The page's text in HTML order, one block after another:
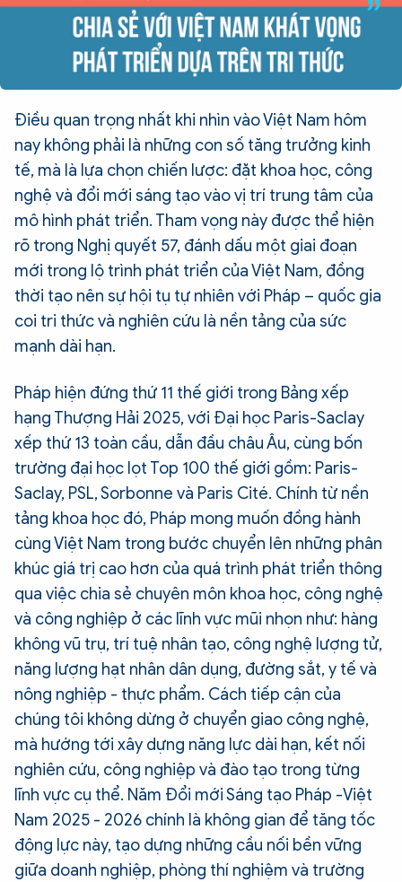
Điều quan trọng nhất khi nhìn vào Việt Nam hôm
nay không phải là những con số tăng trưởng kinh
tế, mà là lựa chọn chiến lược: đặt khoa học, công
nghệ và đổi mới sáng tạo vào vị trí trung tâm của
mô hình phát triển. Tham vọng này được thể hiện
rõ trong Nghị quyết 57, đánh dấu một giai đoạn
mới trong lộ trình phát triển của Việt Nam, đồng
thời tạo nên sự hội tụ tự nhiên với Pháp – quốc gia
coi tri thức và nghiên cứu là nền tảng của sức
mạnh dài hạn.
Pháp hiện đứng thứ 11 thế giới trong Bảng xếp
hạng Thượng Hải 2025, với Đại học Paris-Saclay
xếp thứ 13 toàn cầu, dẫn đầu châu Âu, cùng bốn
trường đại học lọt Top 100 thế giới gồm: Paris-
Saclay, PSL, Sorbonne và Paris Cité. Chính từ nền
tảng khoa học đó, Pháp mong muốn đồng hành
cùng Việt Nam trong bước chuyển lên những phân
khúc giá trị cao hơn của quá trình phát triển thông
qua việc chia sẻ chuyên môn khoa học, công nghệ
và công nghiệp ở các lĩnh vực mũi nhọn như: hàng
không vũ trụ, trí tuệ nhân tạo, công nghệ lượng tử,
năng lượng hạt nhân dân dụng, đường sắt, y tế và
nông nghiệp - thực phẩm. Cách tiếp cận của
chúng tôi không dừng ở chuyển giao công nghệ,
mà hướng tới xây dựng năng lực dài hạn, kết nối
nghiên cứu, công nghiệp và đào tạo trong từng
lĩnh vực cụ thể. Năm Đổi mới Sáng tạo Pháp -Việt
Nam 2025 - 2026 chính là không gian để tăng tốc
động lực này, tạo dựng những cầu nối bền vững
giữa doanh nghiệp, phòng thí nghiệm và trường